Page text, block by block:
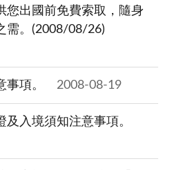
您出國前免費索取，隨身
需。(2008/08/26)
項。 2008-08-19
及入境須知注意事項。